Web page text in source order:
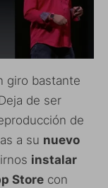
giro bastante
de ser
de
a su nuevo
instalar
Store con